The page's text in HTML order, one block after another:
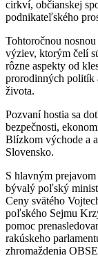
cirkví, občianskej
podnikateľského
Tohtoročnou
výziev, ktorým čelí
rôzne aspekty od
prorodinných politík
života.
Pozvaní hostia sa
bezpečnosti,
Blízkom východe a
Slovensko.
S hlavným
bývalý poľský
Ceny svätého
poľského Sejmu
pomoc
rakúskeho
zhromaždenia